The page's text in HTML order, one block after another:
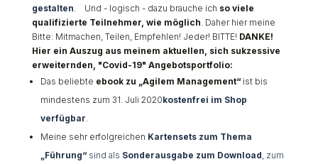
gestalten. Und - logisch - dazu brauche ich so viele
qualifizierte Teilnehmer, wie möglich. Daher hier meine
Bitte: Mitmachen, Teilen, Empfehlen! Jeder! BITTE! DANKE!
Hier ein Auszug aus meinem aktuellen, sich sukzessive
erweiternden, "Covid-19" Angebotsportfolio:
Das beliebte ebook zu „Agilem Management“ ist bis
mindestens zum 31. Juli 2020kostenfrei im Shop
verfügbar.
Meine sehr erfolgreichen Kartensets zum Thema
„Führung“sind als Sonderausgabe zum Download, zum